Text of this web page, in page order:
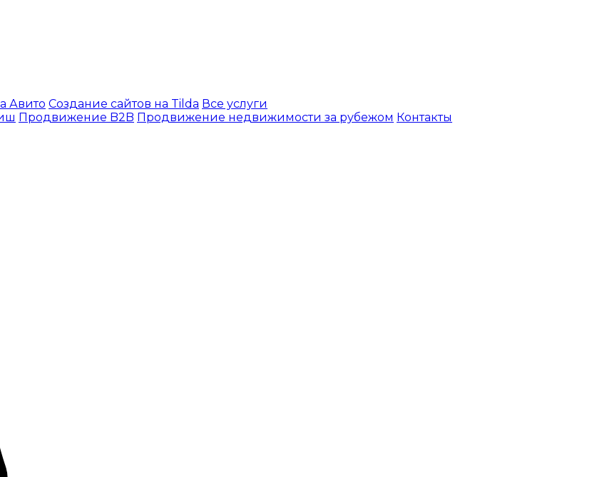
Авито Создание сайтов на Tilda Все услуги
Продвижение B2B Продвижение недвижимости за рубежом Контакты